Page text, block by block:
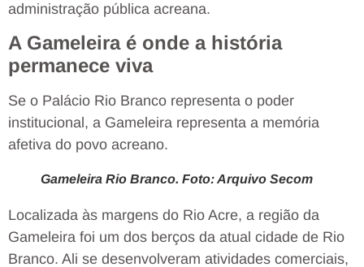
administração pública acreana.
A Gameleira é onde a história
permanece viva
Se o Palácio Rio Branco representa o poder
institucional, a Gameleira representa a memória
afetiva do povo acreano.
Gameleira Rio Branco. Foto: Arquivo Secom
Localizada às margens do Rio Acre, a região da
Gameleira foi um dos berços da atual cidade de Rio
Branco. Ali se desenvolveram atividades comerciais,